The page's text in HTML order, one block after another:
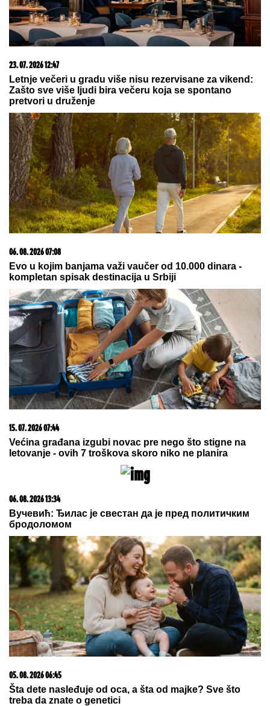
23. 07. 2026 12:47
Letnje večeri u gradu više nisu rezervisane za vikend:
Zašto sve više ljudi bira večeru koja se spontano
pretvori u druženje
06. 08. 2026 07:08
Evo u kojim banjama važi vaučer od 10.000 dinara -
kompletan spisak destinacija u Srbiji
15. 07. 2026 07:44
Većina građana izgubi novac pre nego što stigne na
letovanje - ovih 7 troškova skoro niko ne planira
06. 08. 2026 13:34
Вучевић: Ђилас је свестан да је пред политичким
бродоломом
05. 08. 2026 06:45
Šta dete nasleđuje od oca, a šta od majke? Sve što
treba da znate o genetici